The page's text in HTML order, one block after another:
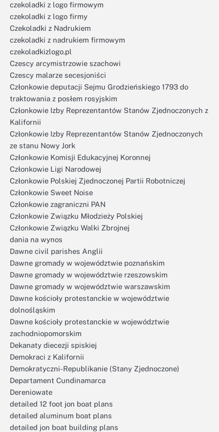
czekoladki z logo firmowym
czekoladki z logo firmy
Czekoladki z Nadrukiem
czekoladki z nadrukiem firmowym
czekoladkizlogo.pl
Czescy arcymistrzowie szachowi
Czescy malarze secesjoniści
Członkowie deputacji Sejmu Grodzieńskiego 1793 do
traktowania z posłem rosyjskim
Członkowie Izby Reprezentantów Stanów Zjednoczonych z
Kalifornii
Członkowie Izby Reprezentantów Stanów Zjednoczonych
ze stanu Nowy Jork
Członkowie Komisji Edukacyjnej Koronnej
Członkowie Ligi Narodowej
Członkowie Polskiej Zjednoczonej Partii Robotniczej
Członkowie Sweet Noise
Członkowie zagraniczni PAN
Członkowie Związku Młodzieży Polskiej
Członkowie Związku Walki Zbrojnej
dania na wynos
Dawne civil parishes Anglii
Dawne gromady w województwie poznańskim
Dawne gromady w województwie rzeszowskim
Dawne gromady w województwie warszawskim
Dawne kościoły protestanckie w województwie
dolnośląskim
Dawne kościoły protestanckie w województwie
zachodniopomorskim
Dekanaty diecezji spiskiej
Demokraci z Kalifornii
Demokratyczni-Republikanie (Stany Zjednoczone)
Departament Cundinamarca
Dereniowate
detailed 12 foot jon boat plans
detailed aluminum boat plans
detailed jon boat building plans